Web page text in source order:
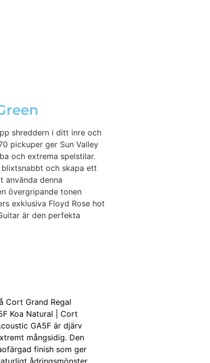
shreddern i ditt inre och
pickuper ger Sun Valley
och extrema spelstilar.
och skapa ett
använda denna
övergripande tonen
exklusiva Floyd Rose hot
är den perfekta